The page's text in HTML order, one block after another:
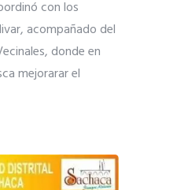
con los
acompañado del
donde en
mejorarar el